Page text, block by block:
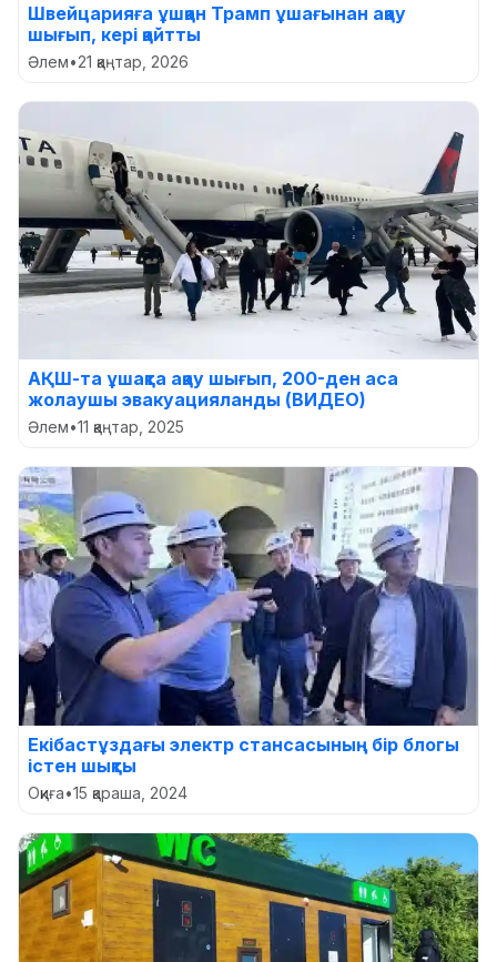
Швейцарияға ұшқан Трамп ұшағынан ақау
шығып, кері қайтты
Әлем•21 қаңтар, 2026
АҚШ-та ұшақта ақау шығып, 200-ден аса
жолаушы эвакуацияланды (ВИДЕО)
Әлем•11 қаңтар, 2025
Екібастұздағы электр стансасының бір блогы
істен шықты
Оқиға•15 қараша, 2024